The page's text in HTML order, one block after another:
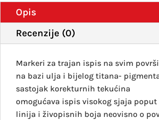
Opis
Recenzije (0)
Markeri za trajan ispis na svim
na bazi ulja i bijelog titana-
sastojak korekturnih tekućina
omogućava ispis visokog sjaja
linija i živopisnih boja neovisno o